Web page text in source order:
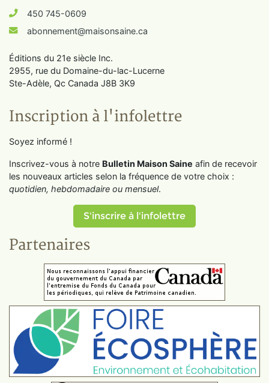
450 745-0609
abonnement@maisonsaine.ca
Éditions du 21e siècle Inc.
2955, rue du Domaine-du-lac-Lucerne
Ste-Adèle, Qc Canada J8B 3K9
Inscription à l'infolettre
Soyez informé !
Inscrivez-vous à notre Bulletin Maison Saine afin de recevoir
les nouveaux articles selon la fréquence de votre choix :
quotidien, hebdomadaire ou mensuel.
S'inscrire à l'infolettre
Partenaires